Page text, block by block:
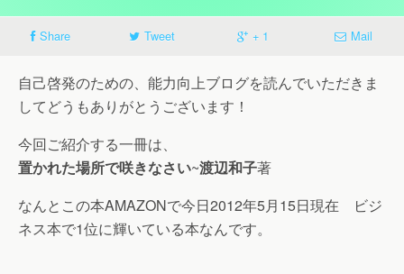
Share Tweet + 1 Mail
自己啓発のための、能力向上ブログを読んでいただきま
してどうもありがとうございます！
今回ご紹介する一冊は、
置かれた場所で咲きなさい~渡辺和子著
なんとこの本AMAZONで今日2012年5月15日現在 ビジ
ネス本で1位に輝いている本なんです。